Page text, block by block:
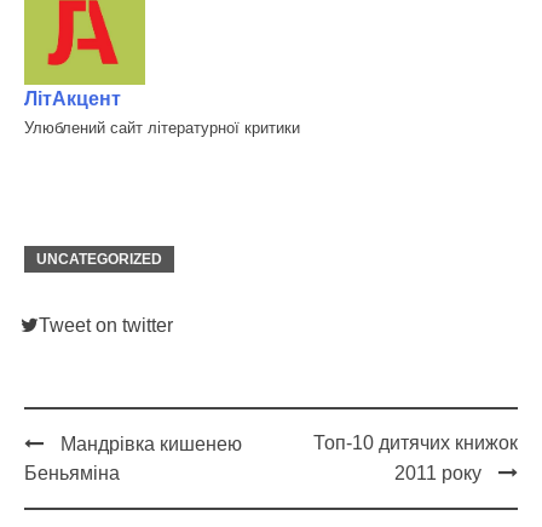
ЛітАкцент
Улюблений сайт літературної критики
UNCATEGORIZED
Tweet on twitter
Post
navigation
Мандрівка кишенею
Беньяміна
Топ-10 дитячих книжок
2011 року